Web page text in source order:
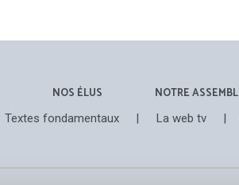
NOS ÉLUS NOTRE
Textes fondamentaux | La web tv |